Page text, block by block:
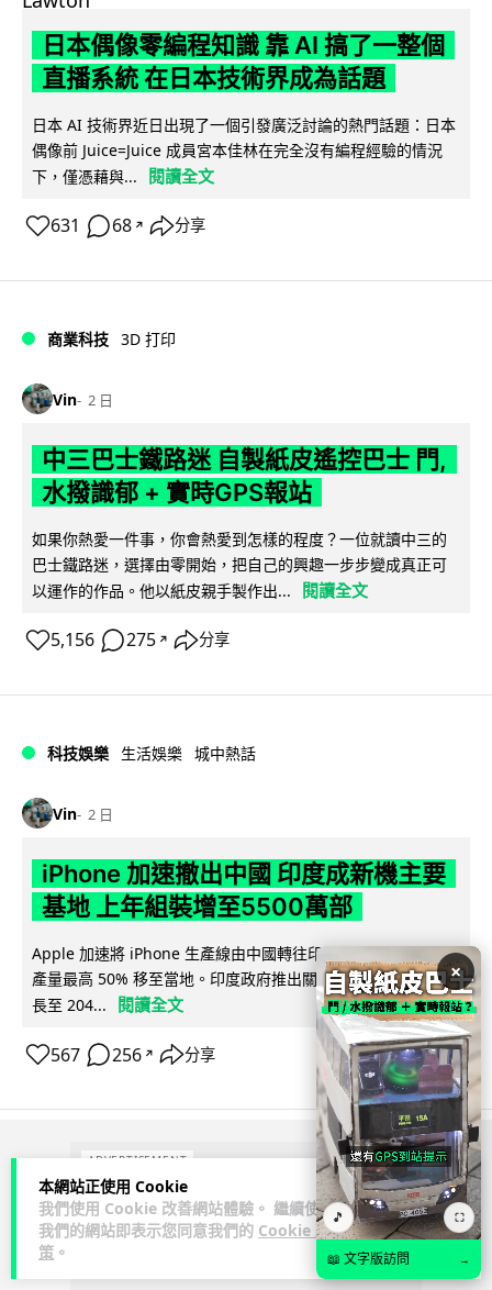
本網站正使用 Cookie
我們使用 Cookie 改善網站體驗。 繼續使用
我們的網站即表示您同意我們的 Cookie 政
策 。
日本偶像零編程知識 靠 AI 搞了一整個
直播系統 在日本技術界成為話題
日本 AI 技術界近日出現了一個引發廣泛討論的熱門話題：日本
偶像前 Juice=Juice 成員宮本佳林在完全沒有編程經驗的情況
下，僅憑藉與...
閱讀全文
631 68 ↗ 分享
商業科技 3D 打印
Vin 2 日
中三巴士鐵路迷 自製紙皮遙控巴士 門,
水撥識郁 + 實時GPS報站
如果你熱愛一件事，你會熱愛到怎樣的程度？一位就讀中三的
巴士鐵路迷，選擇由零開始，把自己的興趣一步步變成真正可
以運作的作品。他以紙皮親手製作出...
閱讀全文
5,156 275 ↗ 分享
科技娛樂 生活娛樂 城中熱話
Vin 2 日
iPhone 加速撤出中國 印度成新機主要
基地 上年組裝增至5500萬部
Apple 加速將 iPhone 生產線由中國轉往印度，目標兩年內將
產量最高 50% 移至當地。印度政府推出關稅豁免及稅務優惠延
長至 204...
閱讀全文
567 256 ↗ 分享
ADVERTISEMENT
×
🎵 ⛶
📖 文字版訪問 →